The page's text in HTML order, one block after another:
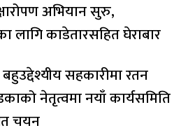
अभियान सुरु,
लागि काडेतारसहित घेराबार
बहुउद्देश्यीय सहकारीमा रतन
नेतृत्वमा नयाँ कार्यसमिति
चयन